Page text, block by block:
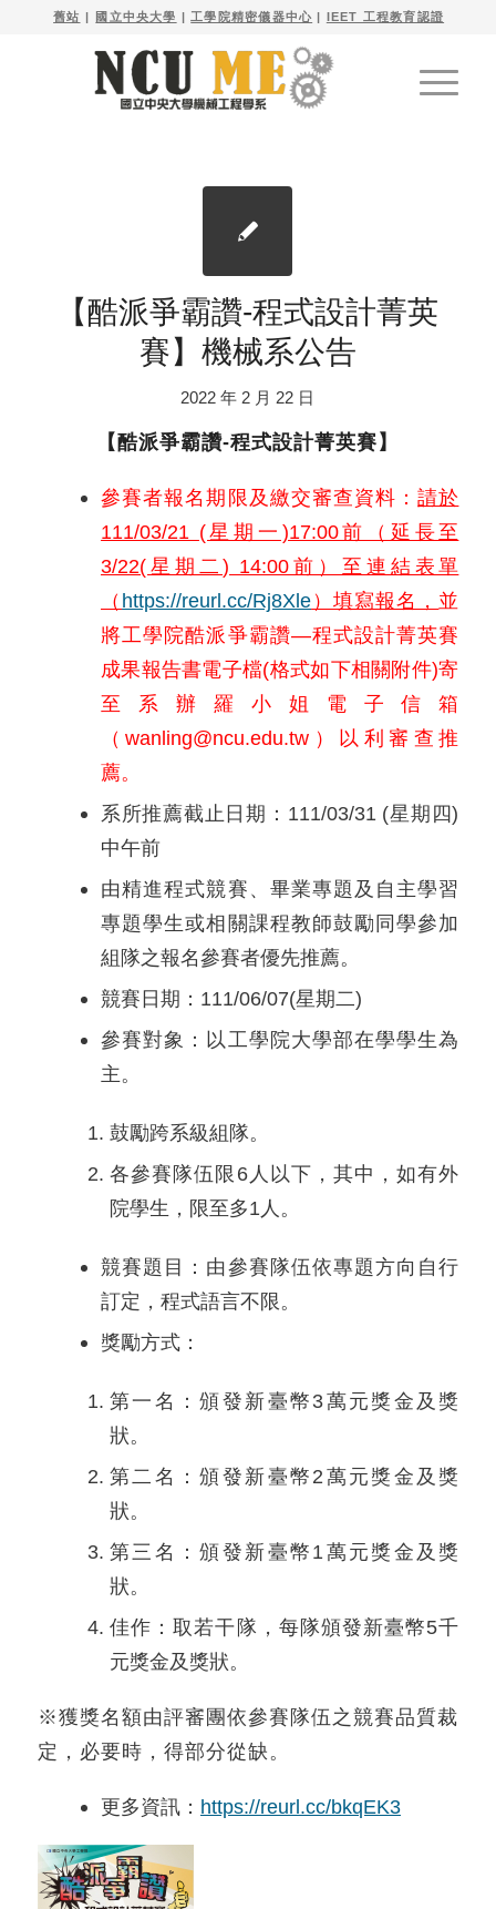
舊站 | 國立中央大學 | 工學院精密儀器中心 | IEET 工程教育認證
【酷派爭霸讚-程式設計菁英
賽】機械系公告
2022 年 2 月 22 日
【酷派爭霸讚-程式設計菁英賽】
參賽者報名期限及繳交審查資料：請於
111/03/21 (星期一)17:00前（延長至
3/22(星期二) 14:00前）至連結表單
（ https://reurl.cc/Rj8Xle）填寫報名， 並
將工學院酷派爭霸讚—程式設計菁英賽
成果報告書電子檔(格式如下相關附件)寄
至系辦羅小姐電子信箱
（wanling@ncu.edu.tw）以利審查推
薦。
系所推薦截止日期：111/03/31 (星期四)
中午前
由精進程式競賽、畢業專題及自主學習
專題學生或相關課程教師鼓勵同學參加
組隊之報名參賽者優先推薦。
競賽日期：111/06/07(星期二)
參賽對象：以工學院大學部在學學生為
主。
鼓勵跨系級組隊。
各參賽隊伍限6人以下，其中，如有外
院學生，限至多1人。
競賽題目：由參賽隊伍依專題方向自行
訂定，程式語言不限。
獎勵方式：
第一名：頒發新臺幣3萬元獎金及獎
狀。
第二名：頒發新臺幣2萬元獎金及獎
狀。
第三名：頒發新臺幣1萬元獎金及獎
狀。
佳作：取若干隊，每隊頒發新臺幣5千
元獎金及獎狀。
※獲獎名額由評審團依參賽隊伍之競賽品質裁
定，必要時，得部分從缺。
更多資訊： https://reurl.cc/bkqEK3